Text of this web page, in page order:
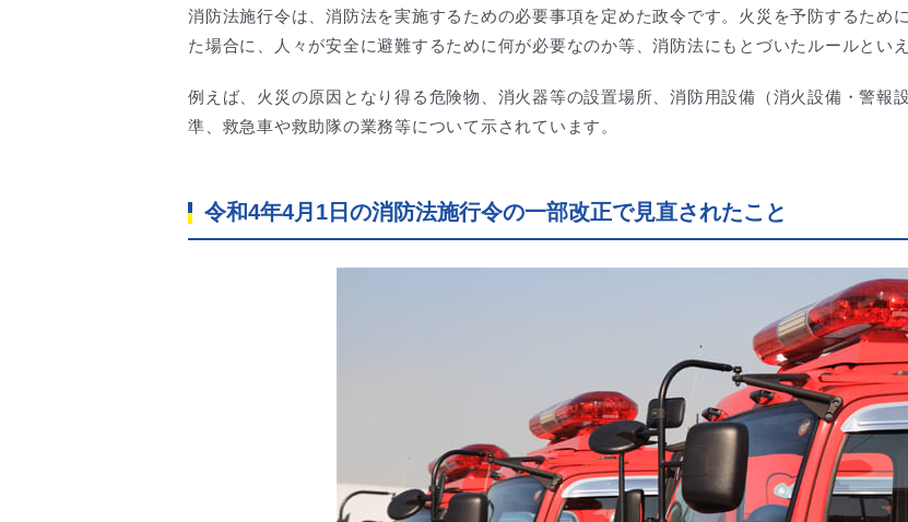
消防法施行令は、消防法を実施するための必要事項を定めた政令です。火災を予防するため
た場合に、人々が安全に避難するために何が必要なのか等、消防法にもとづいたルールといえ
例えば、火災の原因となり得る危険物、消火器等の設置場所、消防用設備（消火設備・警報
準、救急車や救助隊の業務等について示されています。
令和4年4月1日の消防法施行令の一部改正で見直されたこと